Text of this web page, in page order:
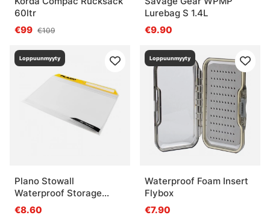
60ltr
€99 €109
Lurebag S 1.4L
€9.90
Loppuunmyyty
Plano Stowall
Waterproof Storage
3700
€8.60
Loppuunmyyty
Waterproof Foam Insert
Flybox
€7.90